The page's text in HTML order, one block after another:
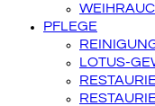
PFLEGE
LOTUS-